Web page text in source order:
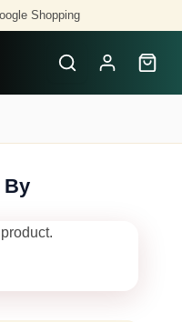
Shopping
By